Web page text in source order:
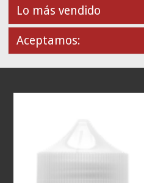
Lo más vendido
Aceptamos: